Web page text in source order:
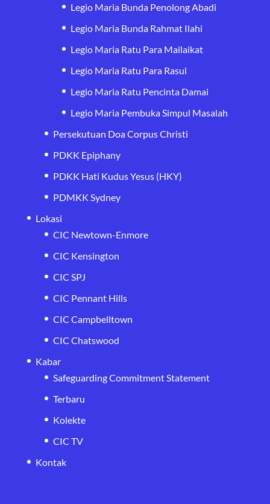
Legio Maria Bunda Penolong Abadi
Legio Maria Bunda Rahmat Ilahi
Legio Maria Ratu Para Mailaikat
Legio Maria Ratu Para Rasul
Legio Maria Ratu Pencinta Damai
Legio Maria Pembuka Simpul Masalah
Persekutuan Doa Corpus Christi
PDKK Epiphany
PDKK Hati Kudus Yesus (HKY)
PDMKK Sydney
Lokasi
CIC Newtown-Enmore
CIC Kensington
CIC SPJ
CIC Pennant Hills
CIC Campbelltown
CIC Chatswood
Kabar
Safeguarding Commitment Statement
Terbaru
Kolekte
CIC TV
Kontak